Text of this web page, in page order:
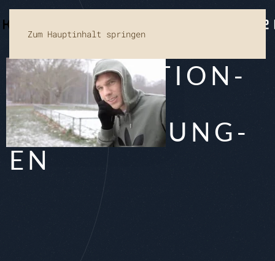
Zum Hauptinhalt springen
KOM­PO­SI­TI­ON­
EN
FÜR WER­BUNG­
EN